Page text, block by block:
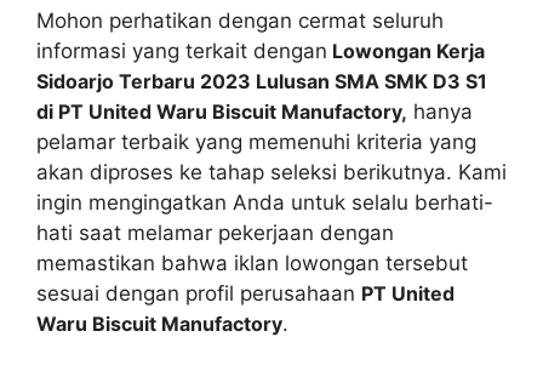
Mohon perhatikan dengan cermat seluruh
informasi yang terkait dengan Lowongan Kerja
Sidoarjo Terbaru 2023 Lulusan SMA SMK D3 S1
di PT United Waru Biscuit Manufactory, hanya
pelamar terbaik yang memenuhi kriteria yang
akan diproses ke tahap seleksi berikutnya. Kami
ingin mengingatkan Anda untuk selalu berhati-
hati saat melamar pekerjaan dengan
memastikan bahwa iklan lowongan tersebut
sesuai dengan profil perusahaan PT United
Waru Biscuit Manufactory.